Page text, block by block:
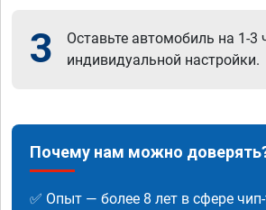
3
Оставьте автомобиль на 1-3
индивидуальной настройки.
Почему нам можно
✅ Опыт — более 8 лет в сфере